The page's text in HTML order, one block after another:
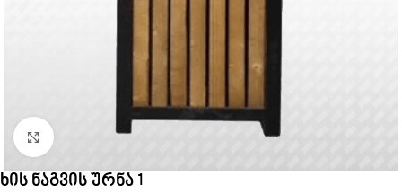
Click to enlarge
ხის ნაგვის ურნა 1